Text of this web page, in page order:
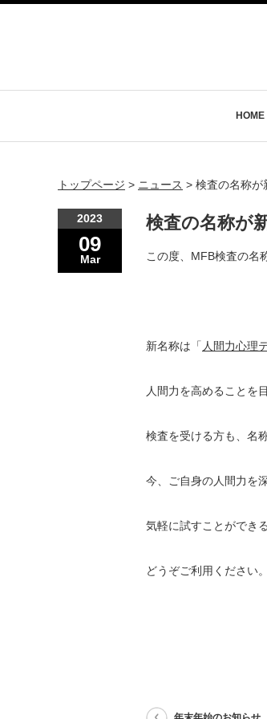
HOME
トップページ > ニュース > 検査の名称が
2023
09
Mar
検査の名称が
この度、MFB検査の名
新名称は「 人間力心理
人間力を高めることを
検査を受ける方も、名
今、ご自身の人間力を
気軽に試すことができる
どうぞご利用ください。